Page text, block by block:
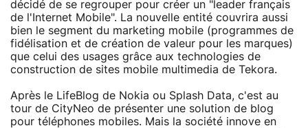
décidé de se regrouper pour créer un "leader français
de l'Internet Mobile". La nouvelle entité couvrira aussi
bien le segment du marketing mobile (programmes de
fidélisation et de création de valeur pour les marques)
que celui des usages grâce aux technologies de
construction de sites mobile multimedia de Tekora.
Après le LifeBlog de Nokia ou Splash Data, c'est au
tour de CityNeo de présenter une solution de blog
pour téléphones mobiles. Mais la société innove en